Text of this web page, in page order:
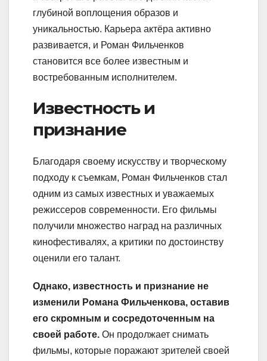
глубиной воплощения образов и
уникальностью. Карьера актёра активно
развивается, и Роман Фильченков
становится все более известным и
востребованным исполнителем.
Известность и
признание
Благодаря своему искусству и творческому
подходу к съемкам, Роман Фильченков стал
одним из самых известных и уважаемых
режиссеров современности. Его фильмы
получили множество наград на различных
кинофестивалях, а критики по достоинству
оценили его талант.
Однако, известность и признание не
изменили Романа Фильченкова, оставив
его скромным и сосредоточенным на
своей работе. Он продолжает снимать
фильмы, которые поражают зрителей своей